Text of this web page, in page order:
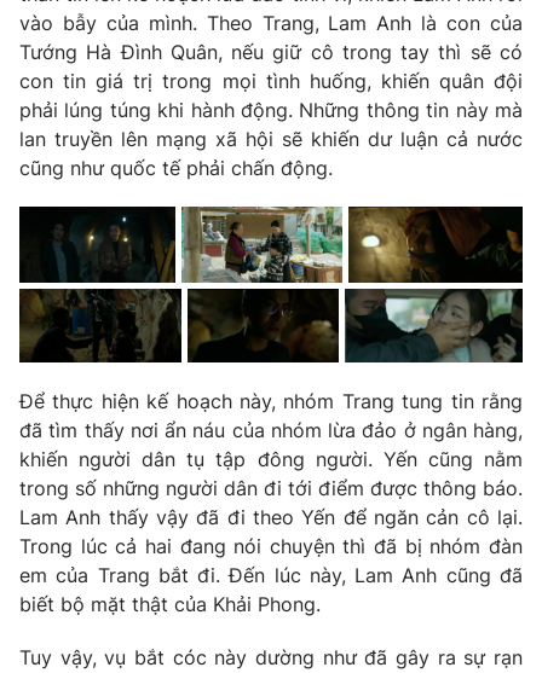
vào bẫy của mình. Theo Trang, Lam Anh là con của
Tướng Hà Đình Quân, nếu giữ cô trong tay thì sẽ có
con tin giá trị trong mọi tình huống, khiến quân đội
phải lúng túng khi hành động. Những thông tin này mà
lan truyền lên mạng xã hội sẽ khiến dư luận cả nước
cũng như quốc tế phải chấn động.
Để thực hiện kế hoạch này, nhóm Trang tung tin rằng
đã tìm thấy nơi ẩn náu của nhóm lừa đảo ở ngân hàng,
khiến người dân tụ tập đông người. Yến cũng nằm
trong số những người dân đi tới điểm được thông báo.
Lam Anh thấy vậy đã đi theo Yến để ngăn cản cô lại.
Trong lúc cả hai đang nói chuyện thì đã bị nhóm đàn
em của Trang bắt đi. Đến lúc này, Lam Anh cũng đã
biết bộ mặt thật của Khải Phong.
Tuy vậy, vụ bắt cóc này dường như đã gây ra sự rạn